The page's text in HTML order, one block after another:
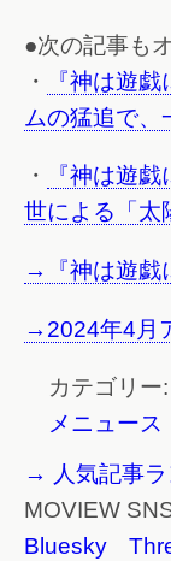
●次の記事
・
『神は遊
ムの猛追で、
・
『神は遊
世による「太
→『神は遊戯
→2024年4月
カテゴリー:
メニュース
→ 人気記事ラ
MOVIEW
Bluesky